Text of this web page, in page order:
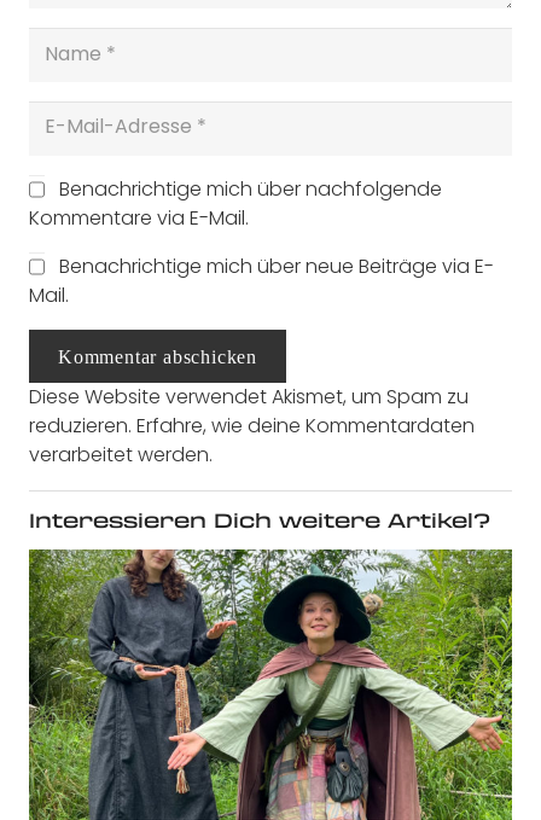
Benachrichtige mich über nachfolgende
Kommentare via E-Mail.
Benachrichtige mich über neue Beiträge via E-
Mail.
Kommentar abschicken
Diese Website verwendet Akismet, um Spam zu
reduzieren. Erfahre, wie deine Kommentardaten
verarbeitet werden.
Interessieren Dich weitere Artikel?